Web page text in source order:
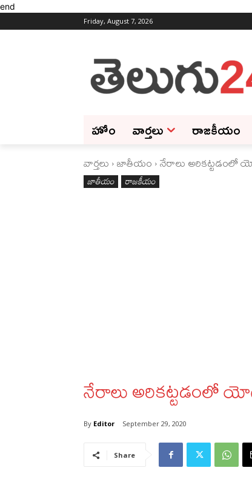
end
Friday, August 7, 2026
హోం వార్తలు రాజకీయం
వార్తలు జాతీయం నేరాలు అరికట్టడంలో
జాతీయం రాజకీయం
నేరాలు అరికట్టడంలో
By Editor September 29, 2020
Share